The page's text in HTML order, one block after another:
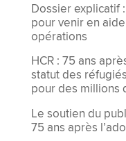
Dossier explicatif
pour venir en
opérations
HCR : 75 ans
statut des
pour des millions
Le soutien du
75 ans après